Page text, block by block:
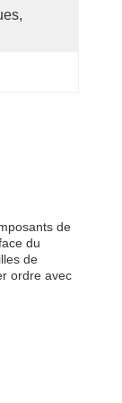
de
du
de
ordre avec